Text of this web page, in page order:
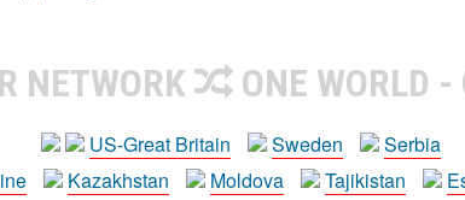
NETWORK ONE WORLD -
US-Great Britain Sweden
Serbia
Kazakhstan Moldova Tajikistan